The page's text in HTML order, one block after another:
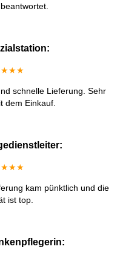
schnelle Lieferung. Sehr
dem Einkauf.
kam pünktlich und die
ist top.